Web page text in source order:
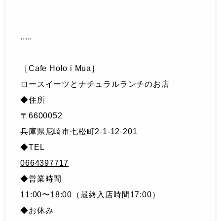
.....
［Cafe Holo i Mua］
ロースイーツとナチュラルランチのお店
◆住所
〒6600052
兵庫県尼崎市七松町2-1-12-201
◆TEL
0664397717
◆営業時間
11:00〜18:00（最終入店時間17:00）
◆お休み